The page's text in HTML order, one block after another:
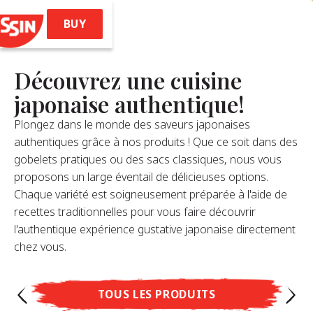
BUY
Accueil
(Style Ramen)
Soba
Ramen
Soba Bag
Ramen
Découvrez une cuisine
japonaise authentique!
Plongez dans le monde des saveurs japonaises
authentiques grâce à nos produits ! Que ce soit dans des
gobelets pratiques ou des sacs classiques, nous vous
proposons un large éventail de délicieuses options.
Chaque variété est soigneusement préparée à l'aide de
recettes traditionnelles pour vous faire découvrir
l'authentique expérience gustative japonaise directement
chez vous.
TOUS LES PRODUITS